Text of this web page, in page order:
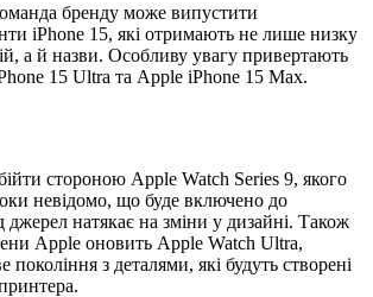
бренду може випустити
iPhone 15, які отримають не лише низку
а й назви. Особливу увагу привертають
15 Ultra та Apple iPhone 15 Max.
стороною Apple Watch Series 9, якого
невідомо, що буде включено до
джерел натякає на зміни у дизайні. Також
Apple оновить Apple Watch Ultra,
з деталями, які будуть створені